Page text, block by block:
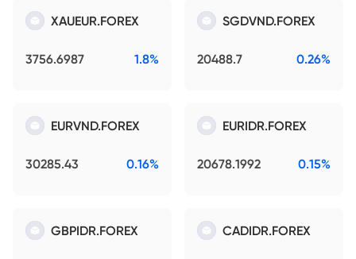
XAUEUR.FOREX
3756.6987 1.8%
SGDVND.FOREX
20488.7 0.26%
EURVND.FOREX
30285.43 0.16%
EURIDR.FOREX
20678.1992 0.15%
GBPIDR.FOREX CADIDR.FOREX